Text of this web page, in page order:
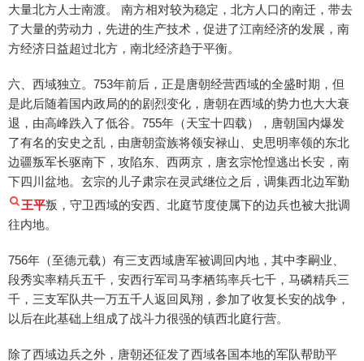
大量北方人士南渡。 南方相对较为稳定，北方人口的南迁，带去
了大量的劳动力，先进的生产技术，促进了江南经济的发展，南
方经济日益超过北方，南北经济趋于平衡。
六、西域独立。753年前后，正是唐朝经营西域的全盛时期，但
是此后随着国内政局的的剧烈变化，唐朝在西域的势力也大大衰
退，由高峰跌入了低谷。755年（天宝十四载），唐朝国内爆发
了有名的安史之乱，由唐朝蛮族将领安禄山、史思明率领的东北
边疆叛军长驱南下，攻陷东、西两京，唐玄宗怆惶逃出长安，南
下四川盆地。玄宗的儿子肃宗在灵武继位之后，调集西北边军勤
王平叛，守卫西域的安西、北庭节度使属下的边兵也被大批调
往内地。
756年（至德元载）有三支西域唐军被调回内地，其中李嗣业、
段秀实率精兵五千，安西行军司马李栖筠率兵七千，马磷精兵三
千，三支军队共一万五千人返回凤翔，参加了收复长安的战争，
以后在此基础上组成了战斗力很强的镇西北庭行营。
除了西域边兵之外，唐朝还征发了西域各国本地的军队帮助平